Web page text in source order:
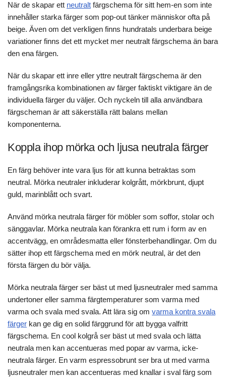
När de skapar ett neutralt färgschema för sitt hem-en som inte
innehåller starka färger som pop-out tänker människor ofta på
beige. Även om det verkligen finns hundratals underbara beige
variationer finns det ett mycket mer neutralt färgschema än bara
den ena färgen.
När du skapar ett inre eller yttre neutralt färgschema är den
framgångsrika kombinationen av färger faktiskt viktigare än de
individuella färger du väljer. Och nyckeln till alla användbara
färgscheman är att säkerställa rätt balans mellan
komponenterna.
Koppla ihop mörka och ljusa neutrala färger
En färg behöver inte vara ljus för att kunna betraktas som
neutral. Mörka neutraler inkluderar kolgrått, mörkbrunt, djupt
guld, marinblått och svart.
Använd mörka neutrala färger för möbler som soffor, stolar och
sänggavlar. Mörka neutrala kan förankra ett rum i form av en
accentvägg, en områdesmatta eller fönsterbehandlingar. Om du
sätter ihop ett färgschema med en mörk neutral, är det den
första färgen du bör välja.
Mörka neutrala färger ser bäst ut med ljusneutraler med samma
undertoner eller samma färgtemperaturer som varma med
varma och svala med svala. Att lära sig om varma kontra svala
färger kan ge dig en solid färggrund för att bygga valfritt
färgschema. En cool kolgrå ser bäst ut med svala och lätta
neutrala men kan accentueras med popar av varma, icke-
neutrala färger. En varm espressobrunt ser bra ut med varma
ljusneutraler men kan accentueras med knallar i sval färg som